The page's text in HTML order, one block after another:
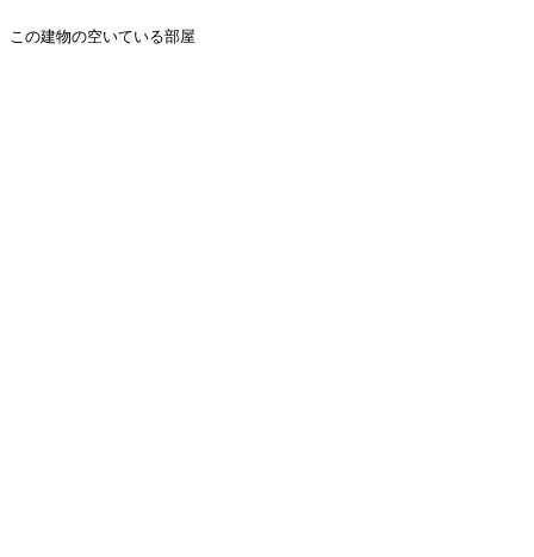
この建物の空いている部屋